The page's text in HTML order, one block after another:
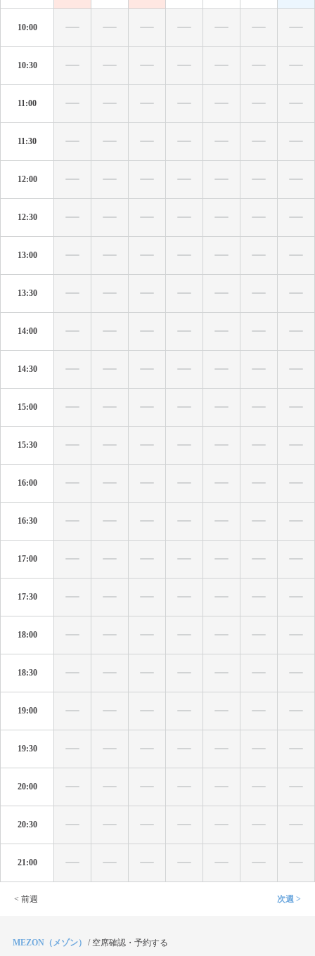
10:00
10:30
11:00
11:30
12:00
12:30
13:00
13:30
14:00
14:30
15:00
15:30
16:00
16:30
17:00
17:30
18:00
18:30
19:00
19:30
20:00
20:30
21:00
< 前週 次週 >
MEZON（メゾン） / 空席確認・予約する